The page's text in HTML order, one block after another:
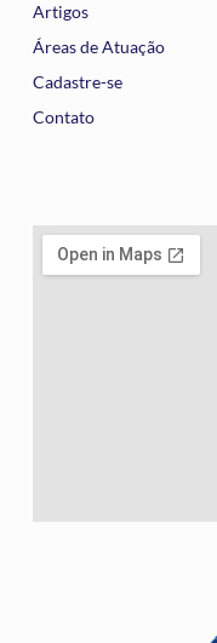
Artigos
Áreas de Atuação
Cadastre-se
Contato